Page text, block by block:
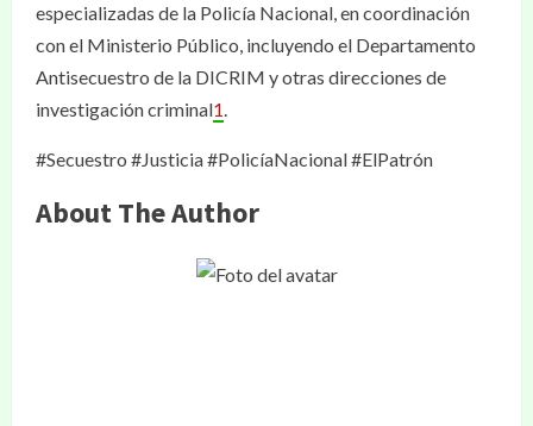
especializadas de la Policía Nacional, en coordinación
con el Ministerio Público, incluyendo el Departamento
Antisecuestro de la DICRIM y otras direcciones de
investigación criminal1.
#Secuestro #Justicia #PolicíaNacional #ElPatrón
About The Author